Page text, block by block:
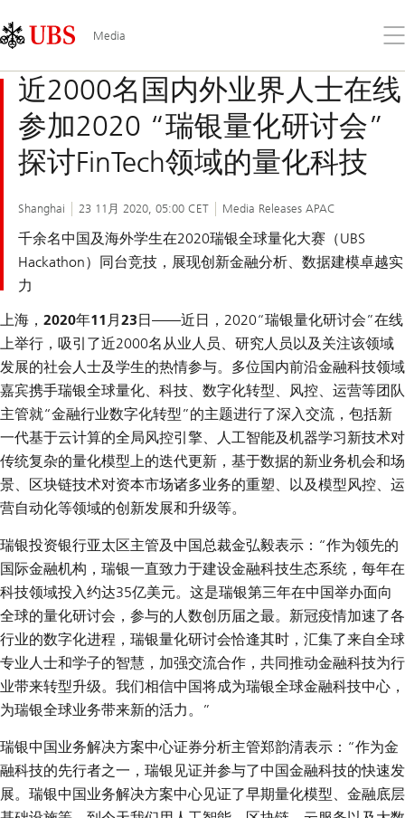
Links
Area
Media
打
菜
单
近2000名国内外业界人士在线
参加2020 “瑞银量化研讨会”
探讨FinTech领域的量化科技
Shanghai 23 11月 2020, 05:00 CET Media Releases APAC
千余名中国及海外学生在2020瑞银全球量化大赛（UBS
Hackathon）同台竞技，展现创新金融分析、数据建模卓越实
力
上海，2020年11月23日——近日，2020“瑞银量化研讨会”在线
上举行，吸引了近2000名从业人员、研究人员以及关注该领域
发展的社会人士及学生的热情参与。多位国内前沿金融科技领域
嘉宾携手瑞银全球量化、科技、数字化转型、风控、运营等团队
主管就“金融行业数字化转型”的主题进行了深入交流，包括新
一代基于云计算的全局风控引擎、人工智能及机器学习新技术对
传统复杂的量化模型上的迭代更新，基于数据的新业务机会和场
景、区块链技术对资本市场诸多业务的重塑、以及模型风控、运
营自动化等领域的创新发展和升级等。
瑞银投资银行亚太区主管及中国总裁金弘毅表示：“作为领先的
国际金融机构，瑞银一直致力于建设金融科技生态系统，每年在
科技领域投入约达35亿美元。这是瑞银第三年在中国举办面向
全球的量化研讨会，参与的人数创历届之最。新冠疫情加速了各
行业的数字化进程，瑞银量化研讨会恰逢其时，汇集了来自全球
专业人士和学子的智慧，加强交流合作，共同推动金融科技为行
业带来转型升级。我们相信中国将成为瑞银全球金融科技中心，
为瑞银全球业务带来新的活力。”
瑞银中国业务解决方案中心证券分析主管郑韵清表示：“作为金
融科技的先行者之一，瑞银见证并参与了中国金融科技的快速发
展。瑞银中国业务解决方案中心见证了早期量化模型、金融底层